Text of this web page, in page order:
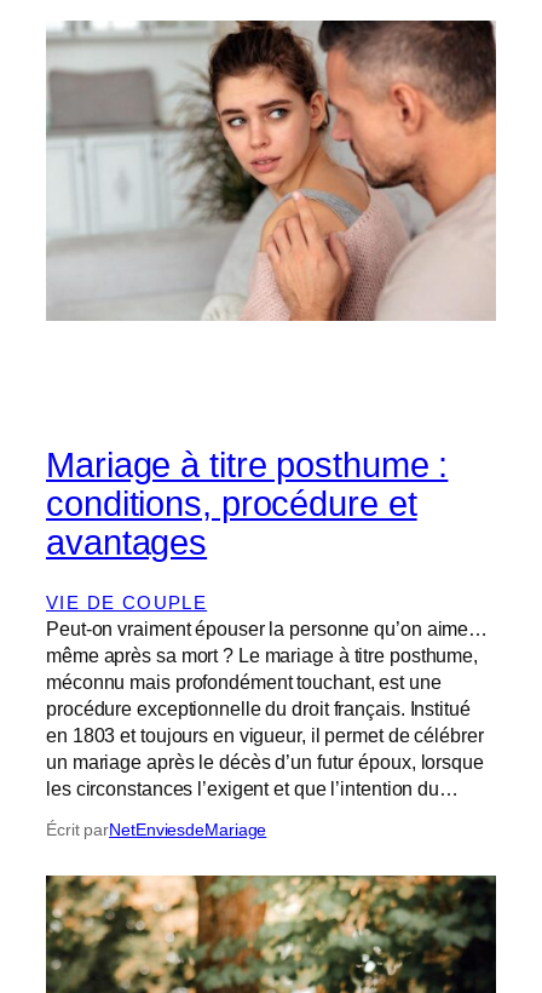
Mariage à titre posthume :
conditions, procédure et
avantages
VIE DE COUPLE
Peut-on vraiment épouser la personne qu’on aime…
même après sa mort ? Le mariage à titre posthume,
méconnu mais profondément touchant, est une
procédure exceptionnelle du droit français. Institué
en 1803 et toujours en vigueur, il permet de célébrer
un mariage après le décès d’un futur époux, lorsque
les circonstances l’exigent et que l’intention du…
Écrit parNetEnviesdeMariage